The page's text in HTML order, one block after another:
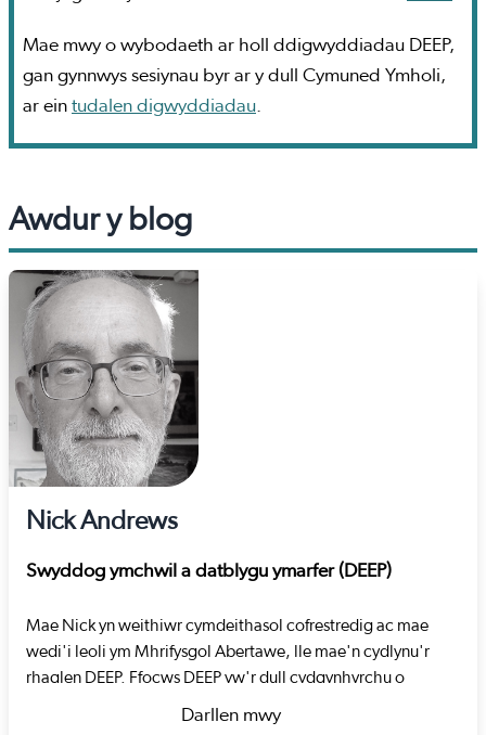
Mae mwy o wybodaeth ar holl ddigwyddiadau DEEP,
gan gynnwys sesiynau byr ar y dull Cymuned Ymholi,
ar ein tudalen digwyddiadau.
Awdur y blog
Nick Andrews
Swyddog ymchwil a datblygu ymarfer (DEEP)
Mae Nick yn weithiwr cymdeithasol cofrestredig ac mae
wedi'i leoli ym Mhrifysgol Abertawe, lle mae'n cydlynu'r
rhaglen DEEP. Ffocws DEEP yw'r dull cydgynhyrchu o
datblygu, gan gynnwys dulliau stori a deialog. Ar ôl treulio
Darllen mwy